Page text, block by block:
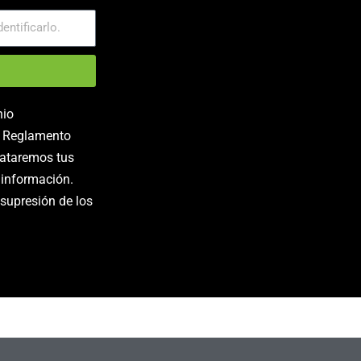
tus
de los